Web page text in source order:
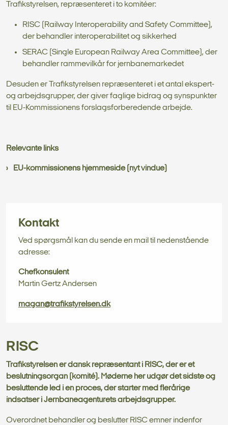
Trafikstyrelsen, repræsenteret i to komitéer:
RISC (Railway Interoperability and Safety Committee),
der behandler interoperabilitet og sikkerhed
SERAC (Single European Railway Area Committee), der
behandler rammevilkår for jernbanemarkedet
Desuden er Trafikstyrelsen repræsenteret i et antal ekspert-
og arbejdsgrupper, der giver faglige bidrag og synspunkter
til EU-Kommissionens forslagsforberedende arbejde.
Relevante links
EU-kommissionens hjemmeside (nyt vindue)
Kontakt
Ved spørgsmål kan du sende en mail til nedenstående
adresse:
Chefkonsulent
Martin GertzAndersen
magan@trafikstyrelsen.dk
RISC
Trafikstyrelsen er dansk repræsentant i RISC, der er et
beslutningsorgan (komité). Møderne her udgør det sidste og
besluttende led i en proces, der starter med flerårige
indsatser i Jernbaneagenturets arbejdsgrupper.
Overordnet behandler og beslutter RISC emner indenfor